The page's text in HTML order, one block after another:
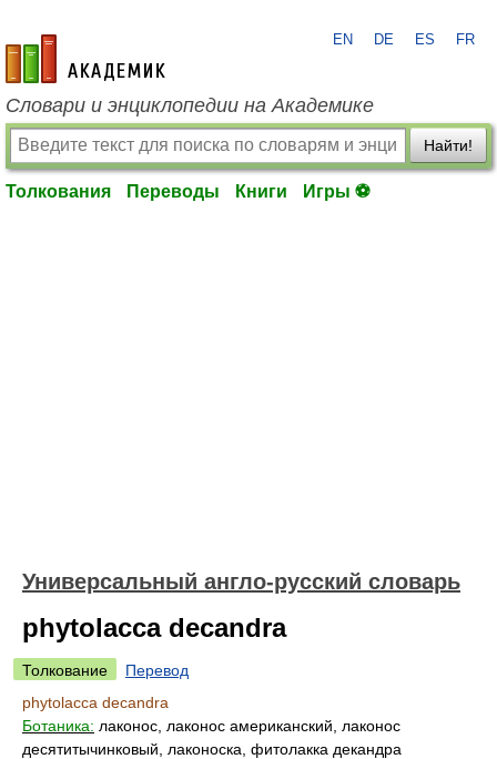
academic.ru
EN DE ES FR
Словари и энциклопедии на Академике
Найти!
Толкования Переводы Книги Игры ⚽
Универсальный англо-русский словарь
phytolacca decandra
Толкование
Перевод
phytolacca decandra
Ботаника: лаконос, лаконос американский, лаконос
десятитычинковый, лаконоска, фитолакка декандра